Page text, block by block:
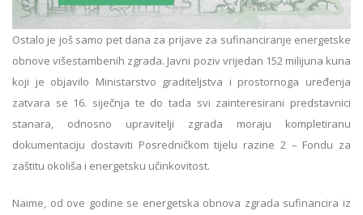
Ostalo je još samo pet dana za prijave za sufinanciranje energetske
obnove višestambenih zgrada. Javni poziv vrijedan 152 milijuna kuna
koji je objavilo Ministarstvo graditeljstva i prostornoga uređenja
zatvara se 16. siječnja te do tada svi zainteresirani predstavnici
stanara, odnosno upravitelji zgrada moraju kompletiranu
dokumentaciju dostaviti Posredničkom tijelu razine 2 – Fondu za
zaštitu okoliša i energetsku učinkovitost.
Naime, od ove godine se energetska obnova zgrada sufinancira iz